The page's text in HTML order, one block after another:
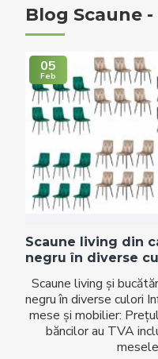
Blog Scaune
05
Feb
Scaune living din
negru în diverse
Scaune living și
negru în diverse culori
mese și mobilier:
băncilor au TVA